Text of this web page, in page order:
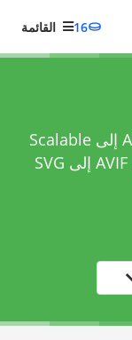
16 القائمة
حوّل ملفك من AV1 Image File Format إلى Scalable